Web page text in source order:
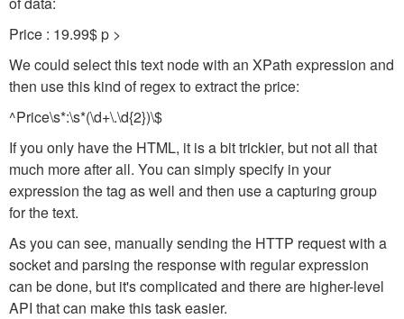
Price : 19.99$ p >
We could select this text node with an XPath expression and
then use this kind of regex to extract the price:
^Price\s*:\s*(\d+\.\d{2})\$
If you only have the HTML, it is a bit trickier, but not all that
much more after all. You can simply specify in your
expression the tag as well and then use a capturing group
for the text.
As you can see, manually sending the HTTP request with a
socket and parsing the response with regular expression
can be done, but it's complicated and there are higher-level
API that can make this task easier.